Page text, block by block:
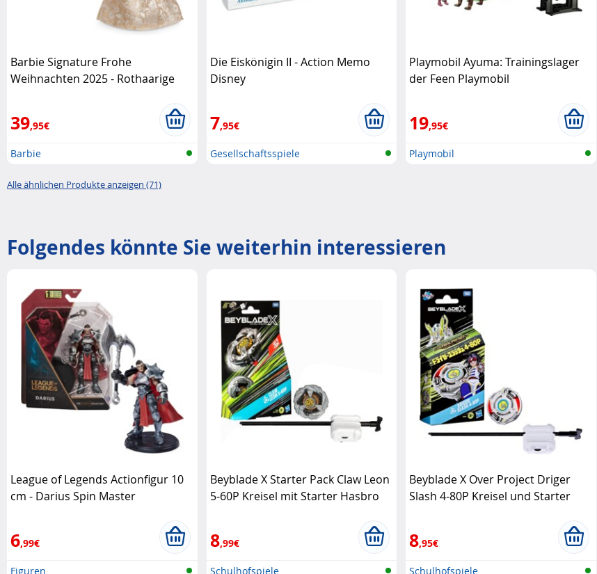
Barbie Signature Frohe
Weihnachten 2025 - Rothaarige
39,95€
Barbie
Die Eiskönigin II - Action Memo
Disney
7,95€
Gesellschaftsspiele
Playmobil Ayuma: Trainingslager
der Feen Playmobil
19,95€
Playmobil
Alle ähnlichen Produkte anzeigen (71)
Folgendes könnte Sie weiterhin interessieren
League of Legends Actionfigur 10
cm - Darius Spin Master
6,99€
Figuren
Beyblade X Starter Pack Claw Leon
5-60P Kreisel mit Starter Hasbro
8,99€
Schulhofspiele
Beyblade X Over Project Driger
Slash 4-80P Kreisel und Starter
8,95€
Schulhofspiele